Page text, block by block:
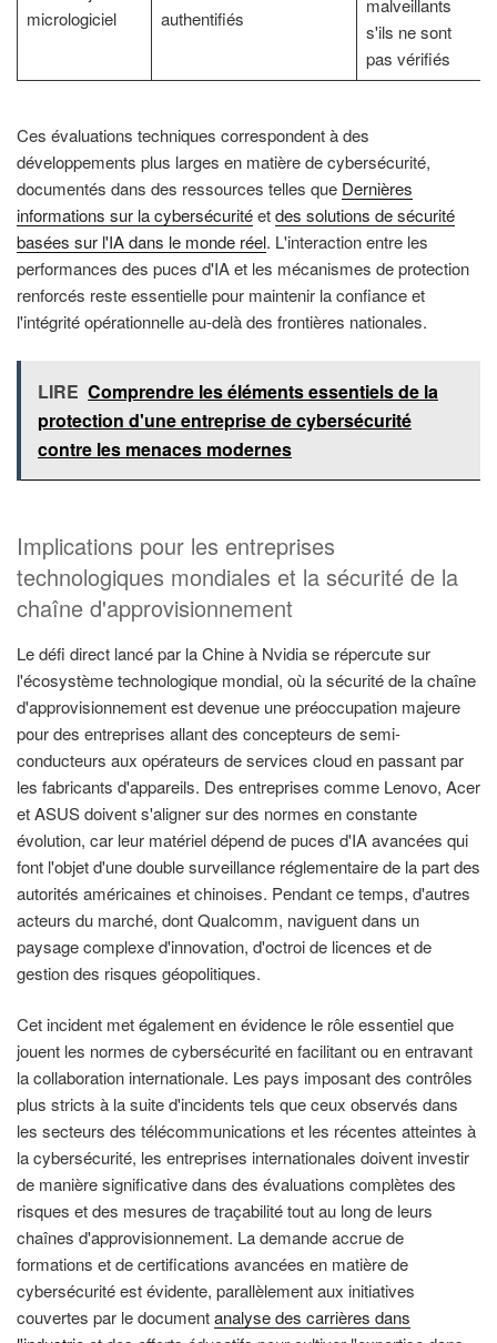
micrologiciel
authentifiés
malveillants
s'ils ne sont
pas vérifiés
Ces évaluations techniques correspondent à des
développements plus larges en matière de cybersécurité,
documentés dans des ressources telles que Dernières
informations sur la cybersécuritéetdes solutions de sécurité
basées sur l'IA dans le monde réel. L'interaction entre les
performances des puces d'IA et les mécanismes de protection
renforcés reste essentielle pour maintenir la confiance et
l'intégrité opérationnelle au-delà des frontières nationales.
LIRE Comprendre les éléments essentiels de la
protection d'une entreprise de cybersécurité
contre les menaces modernes
Implications pour les entreprises
technologiques mondiales et la sécurité de la
chaîne d'approvisionnement
Le défi direct lancé par la Chine à Nvidia se répercute sur
l'écosystème technologique mondial, où la sécurité de la chaîne
d'approvisionnement est devenue une préoccupation majeure
pour des entreprises allant des concepteurs de semi-
conducteurs aux opérateurs de services cloud en passant par
les fabricants d'appareils. Des entreprises comme Lenovo, Acer
et ASUS doivent s'aligner sur des normes en constante
évolution, car leur matériel dépend de puces d'IA avancées qui
font l'objet d'une double surveillance réglementaire de la part des
autorités américaines et chinoises. Pendant ce temps, d'autres
acteurs du marché, dont Qualcomm, naviguent dans un
paysage complexe d'innovation, d'octroi de licences et de
gestion des risques géopolitiques.
Cet incident met également en évidence le rôle essentiel que
jouent les normes de cybersécurité en facilitant ou en entravant
la collaboration internationale. Les pays imposant des contrôles
plus stricts à la suite d'incidents tels que ceux observés dans
les secteurs des télécommunications et les récentes atteintes à
la cybersécurité, les entreprises internationales doivent investir
de manière significative dans des évaluations complètes des
risques et des mesures de traçabilité tout au long de leurs
chaînes d'approvisionnement. La demande accrue de
formations et de certifications avancées en matière de
cybersécurité est évidente, parallèlement aux initiatives
couvertes par le documentanalyse des carrières dans